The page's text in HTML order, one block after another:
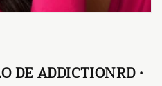
DE ADDICTIONRD •